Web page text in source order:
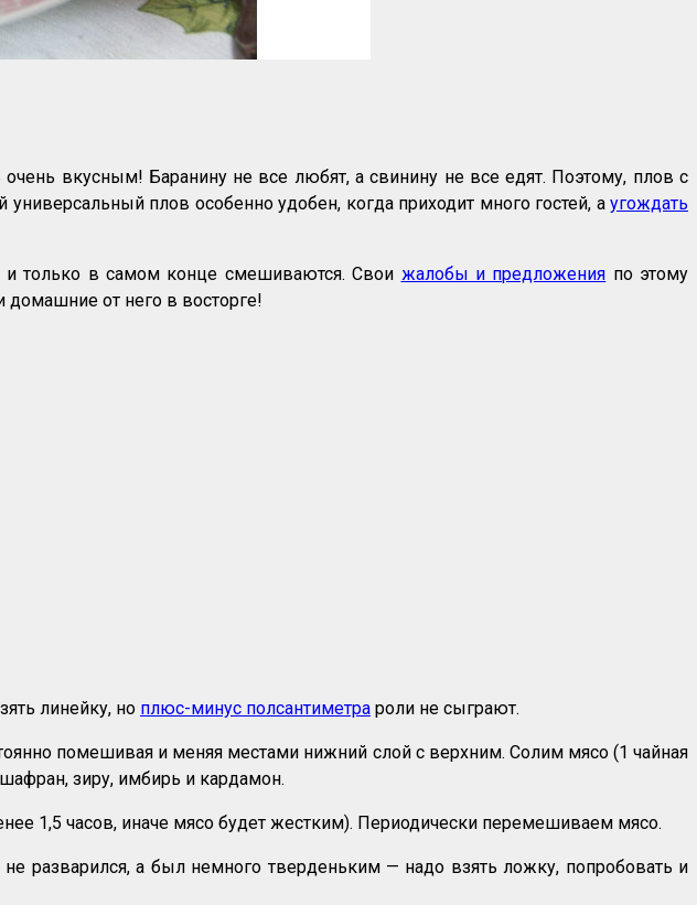
вкусным! Баранину не все любят, а свинину не все едят. Поэтому, плов с
плов особенно удобен, когда приходит много гостей, а угождать
и только в самом конце смешиваются. Свои жалобы и предложения по этому
домашние от него в восторге!
линейку, но плюс-минус полсантиметра роли не сыграют.
помешивая и меняя местами нижний слой с верхним. Солим мясо (1 чайная
зиру, имбирь и кардамон.
1,5 часов, иначе мясо будет жестким). Периодически перемешиваем мясо.
разварился, а был немного тверденьким — надо взять ложку, попробовать и